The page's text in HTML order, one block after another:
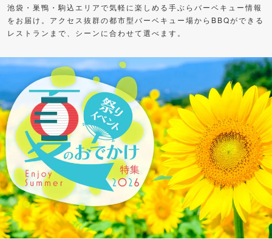
池袋・巣鴨・駒込エリアで気軽に楽しめる手ぶらバーベキュー情報
をお届け。アクセス抜群の都市型バーベキュー場からBBQができる
レストランまで、シーンに合わせて選べます。